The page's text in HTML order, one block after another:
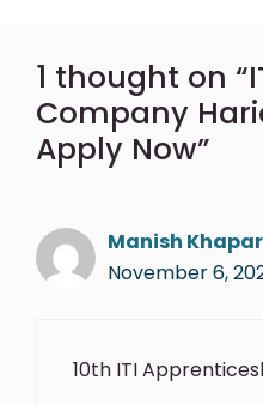
1 thought on
Company
Apply Now”
Manish
November 6,
10th ITI